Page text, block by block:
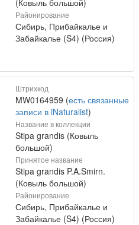
Районирование
Сибирь, Прибайкалье и
Забайкалье (S4) (Россия)
Штрихкод
MW0164959 (есть связанные
записи в iNaturalist)
Название в коллекции
Stipa grandis (Ковыль
большой)
Принятое название
Stipa grandis P.A.Smirn.
(Ковыль большой)
Районирование
Сибирь, Прибайкалье и
Забайкалье (S4) (Россия)